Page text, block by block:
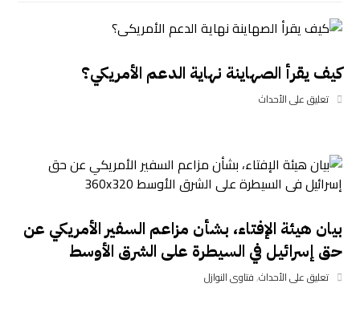
كيف يقرأ الصهاينة نهاية الدعم الأمريكي؟
تعليق على الأحداث
بيان هيئة الإفتاء، بشأن مزاعم السفير الأمريكي عن
حق إسرائيل في السيطرة على الشرق الأوسط
تعليق على الأحداث,فتاوى النوازل